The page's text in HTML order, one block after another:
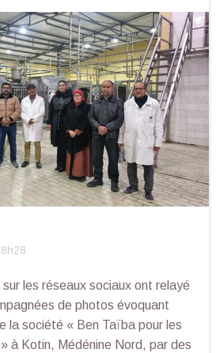
les réseaux sociaux ont relayé
de photos évoquant
la société « Ben Taïba pour les
à Kotin, Médénine Nord, par des